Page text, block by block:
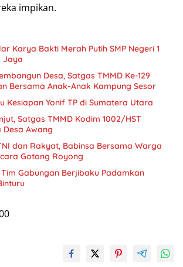
impikan.
Karya Bakti Merah Putih SMP Negeri 1
Jaya
Desa, Satgas TMMD Ke-129
Bersama Anak-Anak Kampung Sesor
Kesiapan Yonif TP di Sumatera Utara
Satgas TMMD Kodim 1002/HST
Desa Awang
dan Rakyat, Babinsa Bersama Warga
Gotong Royong
Gabungan Berjibaku Padamkan